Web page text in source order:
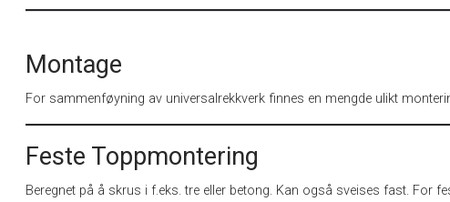
Montage
For sammenføyning av universalrekkverk finnes en mengde ulikt
Feste Toppmontering
Beregnet på å skrus i f.eks. tre eller betong. Kan også sveises fast. For